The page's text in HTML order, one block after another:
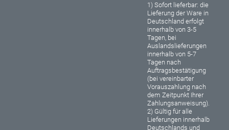
1) Sofort lieferbar: die
Lieferung der Ware in
Deutschland erfolgt
innerhalb von 3-5
Tagen, bei
Auslandslieferungen
innerhalb von 5-7
Tagen nach
Auftragsbestätigung
(bei vereinbarter
Vorauszahlung nach
dem Zeitpunkt Ihrer
Zahlungsanweisung).
2) Gültig für alle
Lieferungen innerhalb
Deutschlands und